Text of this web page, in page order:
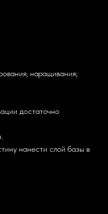
наращивания;
достаточно
нанести слой базы в